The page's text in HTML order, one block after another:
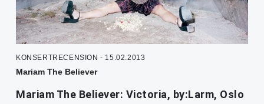
KONSERTRECENSION - 15.02.2013
Mariam The Believer
Mariam The Believer: Victoria, by:Larm, Oslo